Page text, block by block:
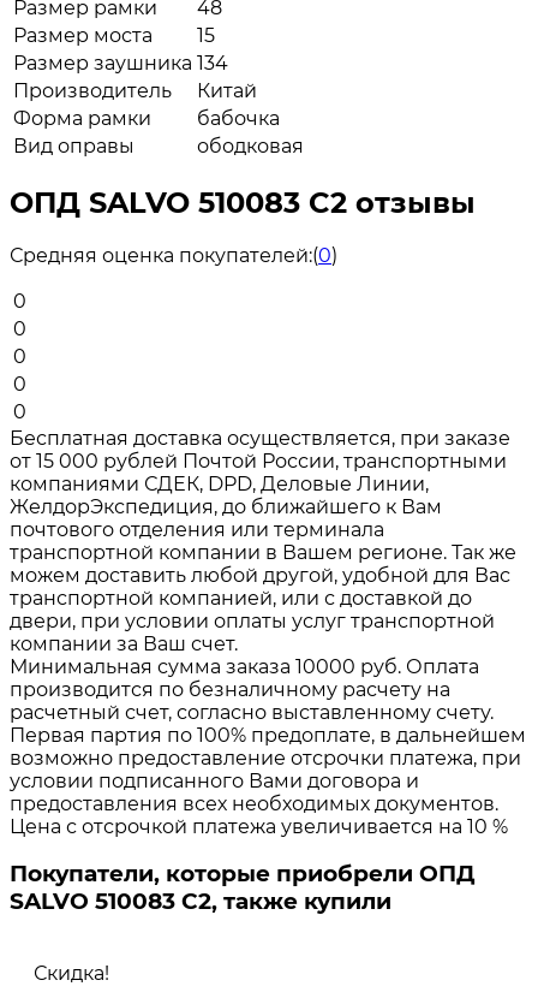
Размер рамки
48
Размер моста
15
Размер заушника 134
Производитель
Китай
Форма рамки
бабочка
Вид оправы
ободковая
ОПД SALVO 510083 C2 отзывы
Средняя оценка покупателей:(0)
0
0
0
0
0
Бесплатная доставка осуществляется, при заказе
от 15 000 рублей Почтой России, транспортными
компаниями СДЕК, DPD, Деловые Линии,
ЖелдорЭкспедиция, до ближайшего к Вам
почтового отделения или терминала
транспортной компании в Вашем регионе. Так же
можем доставить любой другой, удобной для Вас
транспортной компанией, или с доставкой до
двери, при условии оплаты услуг транспортной
компании за Ваш счет.
Минимальная сумма заказа 10000 руб. Оплата
производится по безналичному расчету на
расчетный счет, согласно выставленному счету.
Первая партия по 100% предоплате, в дальнейшем
возможно предоставление отсрочки платежа, при
условии подписанного Вами договора и
предоставления всех необходимых документов.
Цена с отсрочкой платежа увеличивается на 10 %
Покупатели, которые приобрели ОПД
SALVO 510083 C2, также купили
Скидка!